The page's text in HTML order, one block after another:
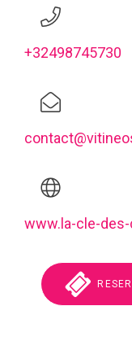
+32498745730
www.la-cle-